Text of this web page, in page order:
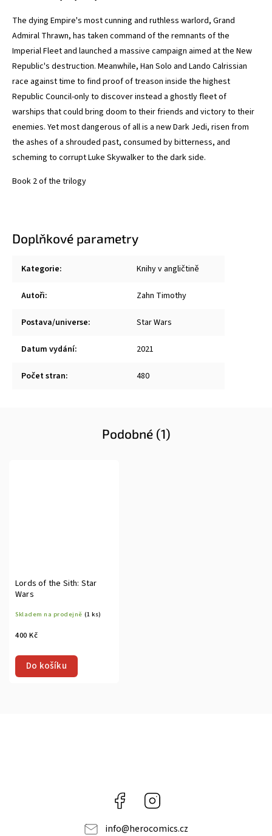
The dying Empire's most cunning and ruthless warlord, Grand
Admiral Thrawn, has taken command of the remnants of the
Imperial Fleet and launched a massive campaign aimed at the New
Republic's destruction. Meanwhile, Han Solo and Lando Calrissian
race against time to find proof of treason inside the highest
Republic Council-only to discover instead a ghostly fleet of
warships that could bring doom to their friends and victory to their
enemies. Yet most dangerous of all is a new Dark Jedi, risen from
the ashes of a shrouded past, consumed by bitterness, and
scheming to corrupt Luke Skywalker to the dark side.
Book 2 of the trilogy
Doplňkové parametry
Kategorie: Knihy v angličtině
Autoři: Zahn Timothy
Postava/universe: Star Wars
Datum vydání: 2021
Počet stran: 480
Podobné (1)
Lords of the Sith: Star
Wars
Skladem na prodejně (1 ks)
400 Kč
Do košíku
Facebook
info@herocomics.cz